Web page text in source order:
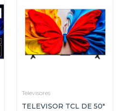
Televisores
TELEVISOR TCL DE 50"